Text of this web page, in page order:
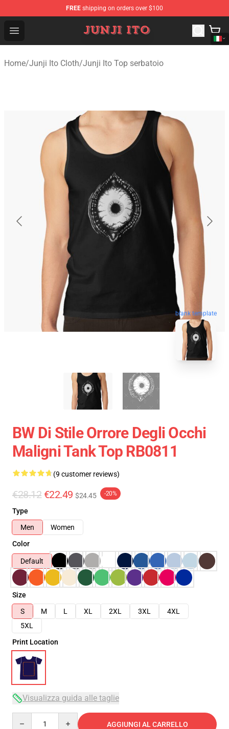
FREE shipping on orders over $100
Open menu
Junji Ito Store - Official Junji Ito Merchandise Shop
Home/Junji Ito Cloth/Junji Ito Top serbatoio
blank template
BW Di Stile Orrore Degli Occhi
Maligni Tank Top RB0811
(9 customer reviews)
€28.12 €22.49 $24.45 -20%
Type
Men
Women
Color
Default
Size
S
M L XL 2XL 3XL
4XL
5XL
Print Location
Visualizza guida alle taglie
AGGIUNGI AL CARRELLO